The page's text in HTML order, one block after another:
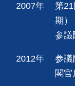
2007年
第
期）
参議
2012年
参議
閣官